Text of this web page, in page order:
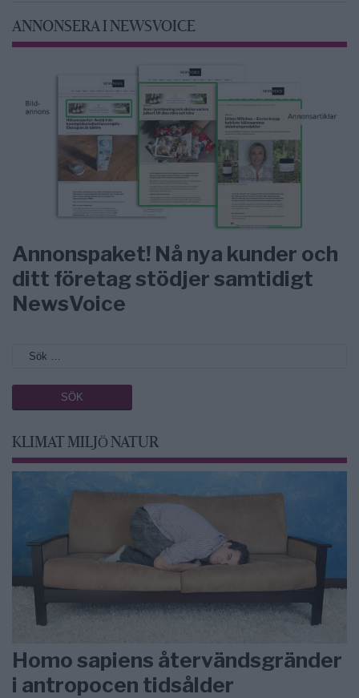
ANNONSERA I NEWSVOICE
Annonspaket! Nå nya kunder och
ditt företag stödjer samtidigt
NewsVoice
KLIMAT MILJÖ NATUR
Homo sapiens återvändsgränder
i antropocen tidsålder